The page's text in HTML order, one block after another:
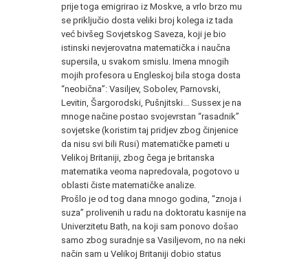
prije toga emigrirao iz Moskve, a vrlo brzo mu
se priključio dosta veliki broj kolega iz tada
već bivšeg Sovjetskog Saveza, koji je bio
istinski nevjerovatna matematička i naučna
supersila, u svakom smislu. Imena mnogih
mojih profesora u Engleskoj bila stoga dosta
“neobična”: Vasiljev, Sobolev, Parnovski,
Levitin, Šargorodski, Pušnjitski... Sussex je na
mnoge načine postao svojevrstan “rasadnik”
sovjetske (koristim taj pridjev zbog činjenice
da nisu svi bili Rusi) matematičke pameti u
Velikoj Britaniji, zbog čega je britanska
matematika veoma napredovala, pogotovo u
oblasti čiste matematičke analize.
Prošlo je od tog dana mnogo godina, “znoja i
suza” prolivenih u radu na doktoratu kasnije na
Univerzitetu Bath, na koji sam ponovo došao
samo zbog suradnje sa Vasiljevom, no na neki
način sam u Velikoj Britaniji dobio status